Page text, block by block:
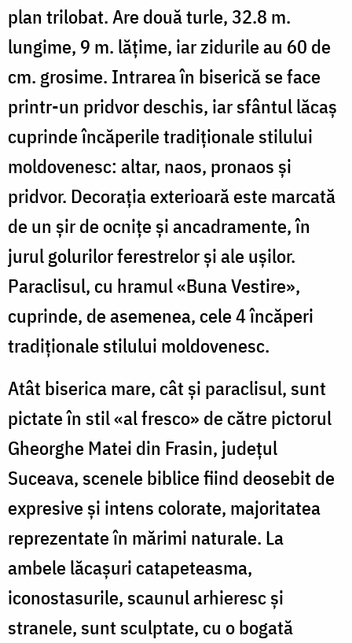
plan trilobat. Are două turle, 32.8 m.
lungime, 9 m. lăţime, iar zidurile au 60 de
cm. grosime. Intrarea în biserică se face
printr-un pridvor deschis, iar sfântul lăcaş
cuprinde încăperile tradiţionale stilului
moldovenesc: altar, naos, pronaos şi
pridvor. Decoraţia exterioară este marcată
de un şir de ocniţe şi ancadramente, în
jurul golurilor ferestrelor şi ale uşilor.
Paraclisul, cu hramul «Buna Vestire»,
cuprinde, de asemenea, cele 4 încăperi
tradiţionale stilului moldovenesc.
Atât biserica mare, cât şi paraclisul, sunt
pictate în stil «al fresco» de către pictorul
Gheorghe Matei din Frasin, judeţul
Suceava, scenele biblice fiind deosebit de
expresive şi intens colorate, majoritatea
reprezentate în mărimi naturale. La
ambele lăcaşuri catapeteasma,
iconostasurile, scaunul arhieresc şi
stranele, sunt sculptate, cu o bogată